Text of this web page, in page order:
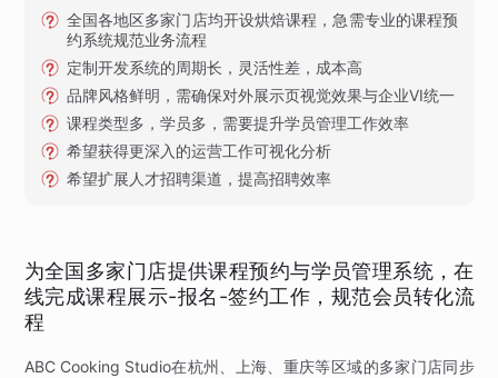
全国各地区多家门店均开设烘焙课程，急需专业的课程预
约系统规范业务流程
定制开发系统的周期长，灵活性差，成本高
品牌风格鲜明，需确保对外展示页视觉效果与企业VI统一
课程类型多，学员多，需要提升学员管理工作效率
希望获得更深入的运营工作可视化分析
希望扩展人才招聘渠道，提高招聘效率
为全国多家门店提供课程预约与学员管理系统，在
线完成课程展示-报名-签约工作，规范会员转化流
程
ABC Cooking Studio在杭州、上海、重庆等区域的多家门店同步